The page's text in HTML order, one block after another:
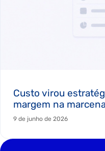
Custo virou
margem na
9 de junho de 2026